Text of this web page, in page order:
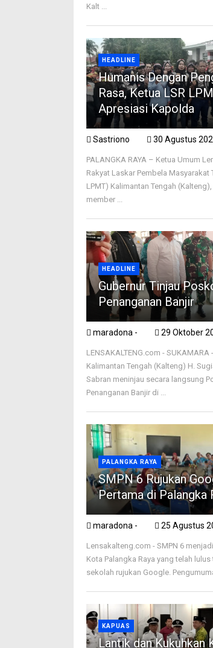
Kalt ...
HEADLINE
Humanis Dengan
Rasa, Ketua LSR
Apresiasi Kapolda
Sastriono 30 Agustus
PALANGKA RAYA – Ketua Umum
Rakyat Laskar Pembela Masyarakat
LPMT) Kalimantan Tengah
member ...
HEADLINE
Gubernur Tinjau
Penanganan Banjir
maradona - 29 Oktober
LENSAKALTENG.com - SUKAMARA
Kalimantan Tengah (Kalteng) H.
Sabran meninjau secara langsung
Penanganan Banjir di ...
PALANGKA RAYA
SMPN 6 Rujukan
Pertama di Palangka
maradona - 25 Agustus
Lensakalteng.com - SMPN 6
Kota Palangka Raya yang telah
sekolah rujukan Google.
KAPUAS
Lantik dan Kukuhkan